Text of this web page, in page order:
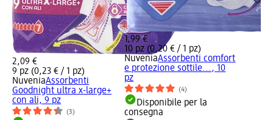
2,09 €
9 pz (0,23 € / 1 pz)
NuveniaAssorbenti
Goodnight ultra x-large+
con ali, 9 pz
(3)
1,99 €
10 pz (0,20 € / 1 pz)
NuveniaAssorbenti comfort
e protezione sottile..., 10
pz
(4)
Disponibile per la
consegna